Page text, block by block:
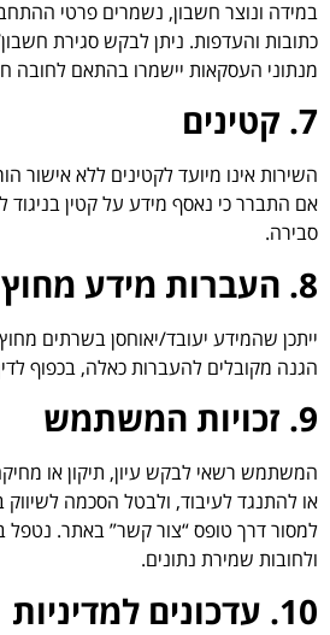
במידה ונוצר חשבון, נשמרים פרטי
כתובות והעדפות. ניתן לבקש סגירת
מנתוני העסקאות יישמרו בהתאם לחובה
7. קטינים
השירות אינו מיועד לקטינים ללא אישור
אם התברר כי נאסף מידע על קטין בניגוד
סבירה.
8. העברות מידע מחוץ לישראל
ייתכן שהמידע יעובד/יאוחסן בשרתים
הגנה מקובלים להעברות כאלה, בכפוף
9. זכויות המשתמש
המשתמש רשאי לבקש עיון, תיקון או
או להתנגד לעיבוד, ולבטל הסכמה
למסור דרך טופס “צור קשר” באתר.
ולחובות שמירת נתונים.
10. עדכונים למדיניות